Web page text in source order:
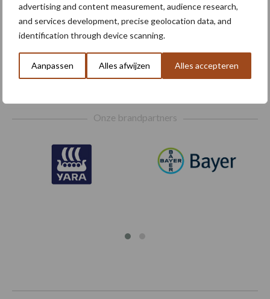
advertising and content measurement, audience research,
and services development, precise geolocation data, and
identification through device scanning.
Aanpassen Alles afwijzen Alles accepteren
Toon meer
Footer
Onze brandpartners